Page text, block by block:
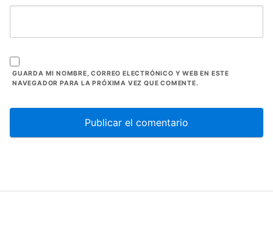
GUARDA MI NOMBRE, CORREO ELECTRÓNICO Y WEB EN ESTE
NAVEGADOR PARA LA PRÓXIMA VEZ QUE COMENTE.